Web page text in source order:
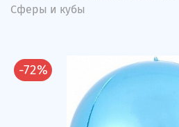
Сферы и кубы
-72%